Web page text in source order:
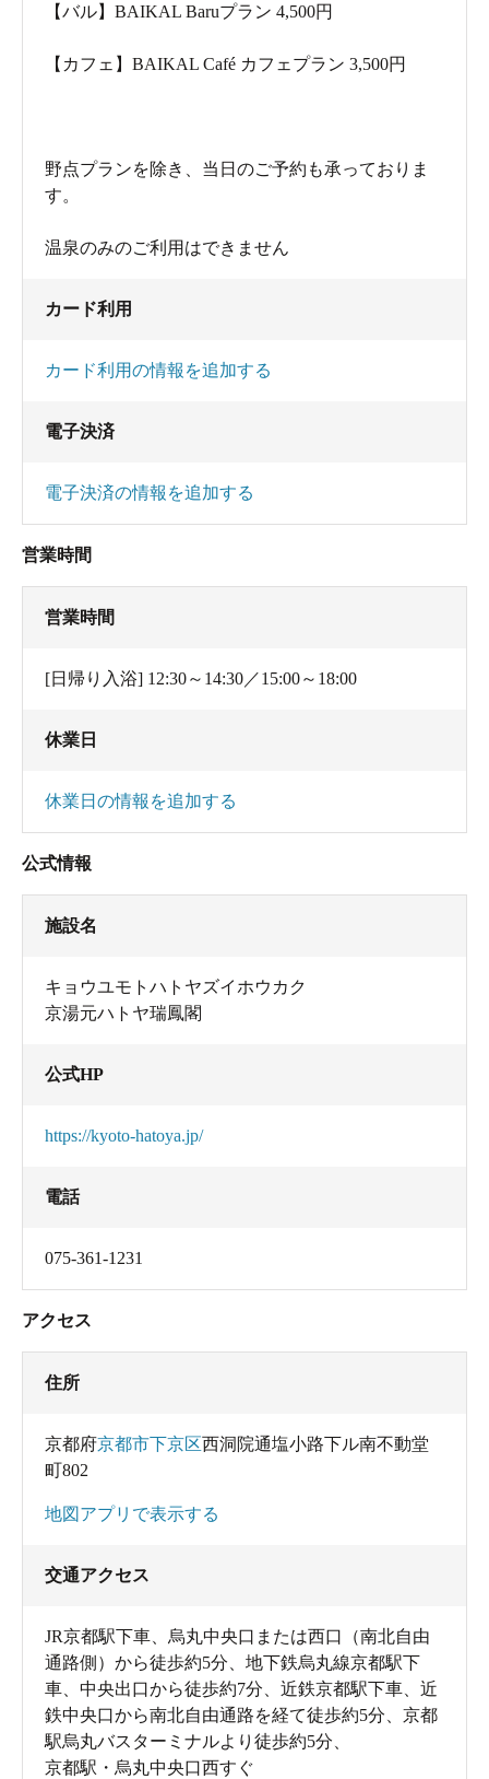
【バル】BAIKAL Baruプラン 4,500円
【カフェ】BAIKAL Café カフェプラン 3,500円
野点プランを除き、当日のご予約も承っておりま
す。
温泉のみのご利用はできません
カード利用
カード利用の情報を追加する
電子決済
電子決済の情報を追加する
営業時間
営業時間
[日帰り入浴] 12:30～14:30／15:00～18:00
休業日
休業日の情報を追加する
公式情報
施設名
キョウユモトハトヤズイホウカク
京湯元ハトヤ瑞鳳閣
公式HP
https://kyoto-hatoya.jp/
電話
075-361-1231
アクセス
住所
京都府京都市下京区西洞院通塩小路下ル南不動堂
町802
地図アプリで表示する
交通アクセス
JR京都駅下車、烏丸中央口または西口（南北自由
通路側）から徒歩約5分、地下鉄烏丸線京都駅下
車、中央出口から徒歩約7分、近鉄京都駅下車、近
鉄中央口から南北自由通路を経て徒歩約5分、京都
駅烏丸バスターミナルより徒歩約5分、
京都駅・烏丸中央口西すぐ